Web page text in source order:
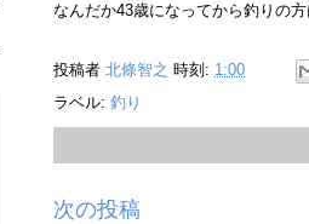
なんだか43歳になってから釣りの
投稿者 北條智之 時刻: 1:00
ラベル: 釣り
次の投稿